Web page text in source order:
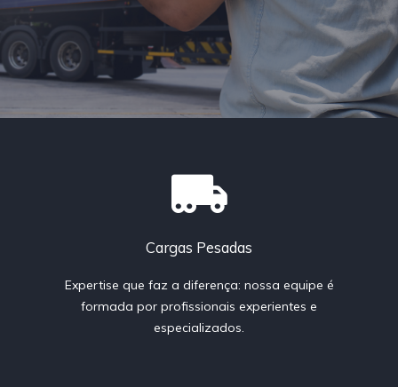
Cargas Pesadas
Expertise que faz a diferença: nossa equipe é
formada por profissionais experientes e
especializados.